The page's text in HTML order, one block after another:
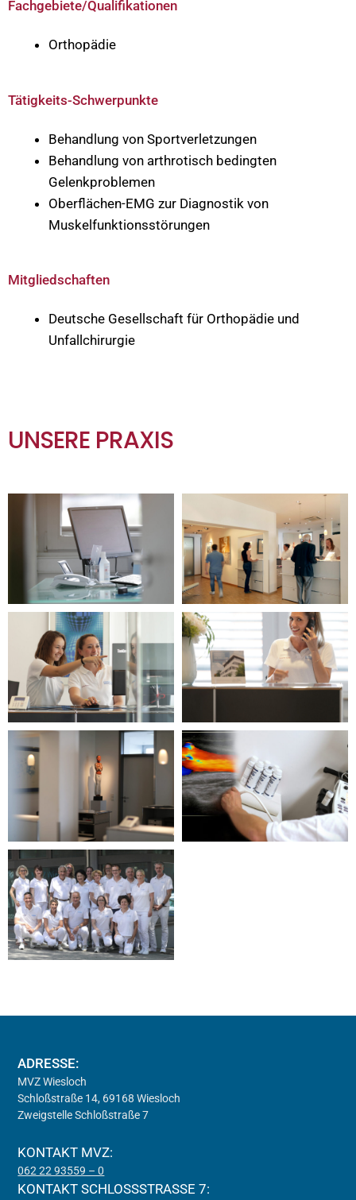
Fachgebiete/Qualifikationen
Orthopädie
Tätigkeits-Schwerpunkte
Behandlung von Sportverletzungen
Behandlung von arthrotisch bedingten
Gelenkproblemen
Oberflächen-EMG zur Diagnostik von
Muskelfunktionsstörungen
Mitgliedschaften
Deutsche Gesellschaft für Orthopädie und
Unfallchirurgie
UNSERE PRAXIS
ADRESSE:
MVZ Wiesloch
Schloßstraße 14, 69168 Wiesloch
Zweigstelle Schloßstraße 7
KONTAKT MVZ:
062 22 93559 – 0
KONTAKT SCHLOSSSTRASSE 7: